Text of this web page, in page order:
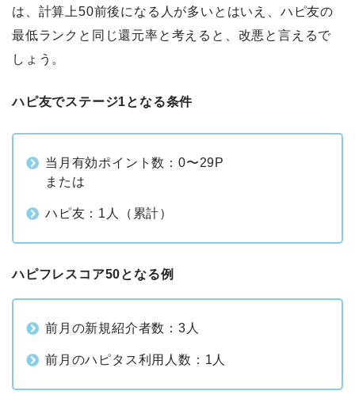
は、計算上50前後になる人が多いとはいえ、ハピ友の
最低ランクと同じ還元率と考えると、改悪と言えるで
しょう。
ハピ友でステージ1となる条件
当月有効ポイント数：0〜29P
または
ハピ友：1人（累計）
ハピフレスコア50となる例
前月の新規紹介者数：3人
前月のハピタス利用人数：1人